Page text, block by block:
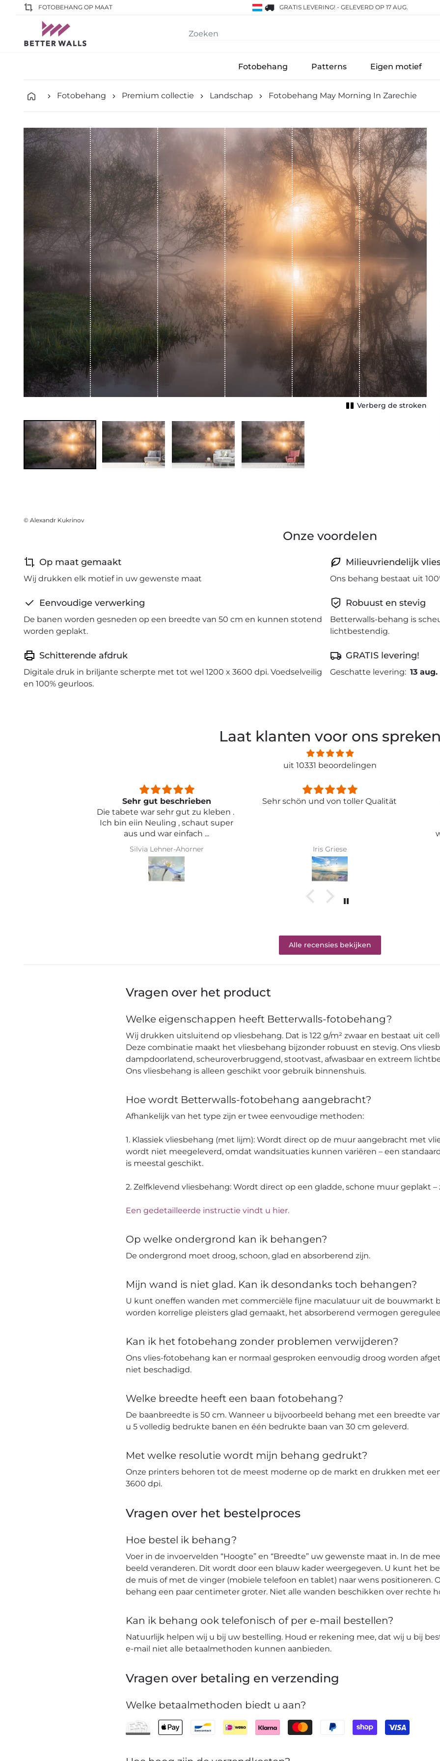
FOTOBEHANG OP MAAT GRATIS LEVERING! - GELEVERD OP 17 AUG.
Fotobehang Patterns Eigen motief
Fotobehang Premium collectie Landschap Fotobehang May Morning In Zarechie
Verberg de stroken
© Alexandr Kukrinov
Onze voordelen
Op maat gemaakt
Wij drukken elk motief in uw gewenste maat
Milieuvriendelijk
Ons behang bestaat uit
Eenvoudige verwerking
De banen worden gesneden op een breedte van 50 cm en kunnen stotend
worden geplakt.
Robuust en stevig
Betterwalls-behang is
lichtbestendig.
Schitterende afdruk
Digitale druk in briljante scherpte met tot wel 1200 x 3600 dpi. Voedselveilig
en 100% geurloos.
GRATIS levering!
Geschatte levering: 13 aug.
Laat klanten voor ons spreken
uit 10331 beoordelingen
Sehr schön und von toller Qualität
Iris Griese
Entspricht genau meiner
Qualität .
Karin Bader
Alle recensies bekijken
Vragen over het product
Welke eigenschappen heeft Betterwalls-fotobehang?
Wij drukken uitsluitend op vliesbehang. Dat is 122 g/m² zwaar en bestaat uit
Deze combinatie maakt het vliesbehang bijzonder robuust en stevig. Ons
dampdoorlatend, scheuroverbruggend, stootvast, afwasbaar en extreem
Ons vliesbehang is alleen geschikt voor gebruik binnenshuis.
Hoe wordt Betterwalls-fotobehang aangebracht?
Afhankelijk van het type zijn er twee eenvoudige methoden:
1. Klassiek vliesbehang (met lijm): Wordt direct op de muur aangebracht met
wordt niet meegeleverd, omdat wandsituaties kunnen variëren – een
is meestal geschikt.
2. Zelfklevend vliesbehang: Wordt direct op een gladde, schone muur geplakt –
Een gedetailleerde instructie vindt u hier.
Op welke ondergrond kan ik behangen?
De ondergrond moet droog, schoon, glad en absorberend zijn.
Mijn wand is niet glad. Kan ik desondanks toch behangen?
U kunt oneffen wanden met commerciële fijne maculatuur uit de bouwmarkt
worden korrelige pleisters glad gemaakt, het absorberend vermogen
Kan ik het fotobehang zonder problemen verwijderen?
Ons vlies-fotobehang kan er normaal gesproken eenvoudig droog worden
niet beschadigd.
Welke breedte heeft een baan fotobehang?
De baanbreedte is 50 cm. Wanneer u bijvoorbeeld behang met een breedte
u 5 volledig bedrukte banen en één bedrukte baan van 30 cm geleverd.
Met welke resolutie wordt mijn behang gedrukt?
Onze printers behoren tot de meest moderne op de markt en drukken met
3600 dpi.
Vragen over het bestelproces
Hoe bestel ik behang?
Voer in de invoervelden “Hoogte” en “Breedte” uw gewenste maat in. In de
beeld veranderen. Dit wordt door een blauw kader weergegeven. U kunt het
de muis of met de vinger (mobiele telefoon en tablet) naar wens positioneren.
behang een paar centimeter groter. Niet alle wanden beschikken over rechte
Kan ik behang ook telefonisch of per e-mail bestellen?
Natuurlijk helpen wij u bij uw bestelling. Houd er rekening mee, dat wij u bij
e-mail niet alle betaalmethoden kunnen aanbieden.
Vragen over betaling en verzending
Welke betaalmethoden biedt u aan?